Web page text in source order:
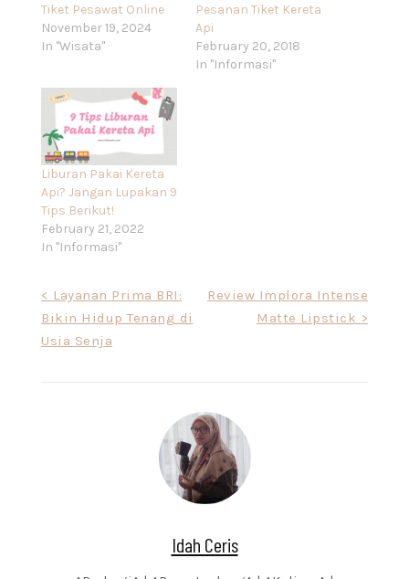
Tiket Pesawat Online
November 19, 2024
In "Wisata"
Pesanan Tiket Kereta
Api
February 20, 2018
In "Informasi"
Liburan Pakai Kereta
Api? Jangan Lupakan 9
Tips Berikut!
February 21, 2022
In "Informasi"
navigation
< Layanan Prima BRI:
Bikin Hidup Tenang di
Usia Senja
Review Implora Intense
Matte Lipstick >
Idah Ceris